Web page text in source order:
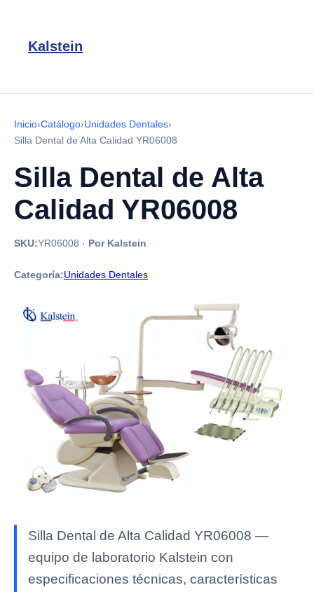
Kalstein
Inicio›Catálogo›Unidades Dentales›
Silla Dental de Alta Calidad YR06008
Silla Dental de Alta
Calidad YR06008
SKU:YR06008 · Por Kalstein
Categoría:Unidades Dentales
Silla Dental de Alta Calidad YR06008 —
equipo de laboratorio Kalstein con
especificaciones técnicas, características